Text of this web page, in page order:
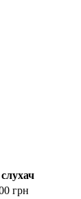
слухач
грн